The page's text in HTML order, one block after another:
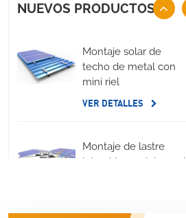
NUEVOS PRODUCTOS
Montaje solar de
techo de metal con
mini riel
VER DETALLES
Montaje de lastre
lateral largo del panel